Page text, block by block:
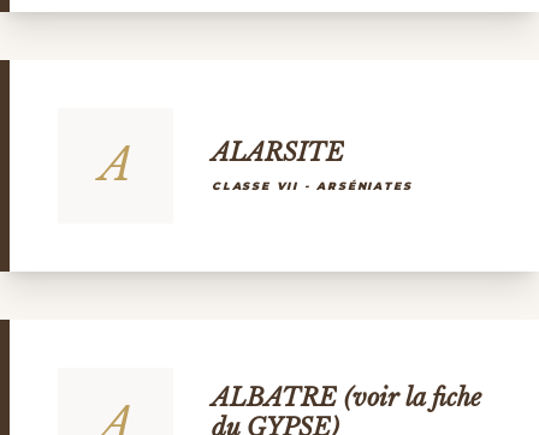
A ALARSITE
CLASSE VII - ARSÉNIATES
ALBATRE (voir la fiche
du GYPSE)